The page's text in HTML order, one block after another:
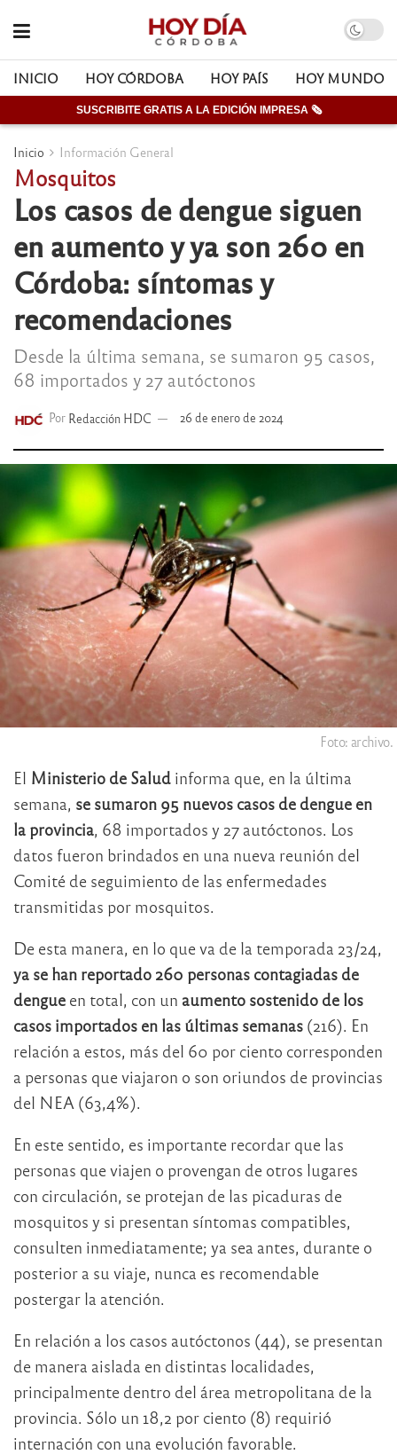
INICIO HOY CÓRDOBA HOY PAÍS HOY MUNDO
SUSCRIBITE GRATIS A LA EDICIÓN IMPRESA 🗞
Inicio Información General
Mosquitos
Los casos de dengue siguen
en aumento y ya son 260 en
Córdoba: síntomas y
recomendaciones
Desde la última semana, se sumaron 95 casos,
68 importados y 27 autóctonos
Por Redacción HDC 26 de enero de 2024
Foto: archivo.
El Ministerio de Salud informa que, en la última
semana, se sumaron 95 nuevos casos de dengue en
la provincia, 68 importados y 27 autóctonos. Los
datos fueron brindados en una nueva reunión del
Comité de seguimiento de las enfermedades
transmitidas por mosquitos.
De esta manera, en lo que va de la temporada 23/24,
ya se han reportado 260 personas contagiadas de
dengue en total, con un aumento sostenido de los
casos importados en las últimas semanas (216). En
relación a estos, más del 60 por ciento corresponden
a personas que viajaron o son oriundos de provincias
del NEA (63,4%).
En este sentido, es importante recordar que las
personas que viajen o provengan de otros lugares
con circulación, se protejan de las picaduras de
mosquitos y si presentan síntomas compatibles,
consulten inmediatamente; ya sea antes, durante o
posterior a su viaje, nunca es recomendable
postergar la atención.
En relación a los casos autóctonos (44), se presentan
de manera aislada en distintas localidades,
principalmente dentro del área metropolitana de la
provincia. Sólo un 18,2 por ciento (8) requirió
internación con una evolución favorable.